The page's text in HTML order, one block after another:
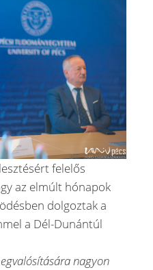
felelős
az elmúlt hónapok
dolgoztak a
a Dél-Dunántúl
nagyon